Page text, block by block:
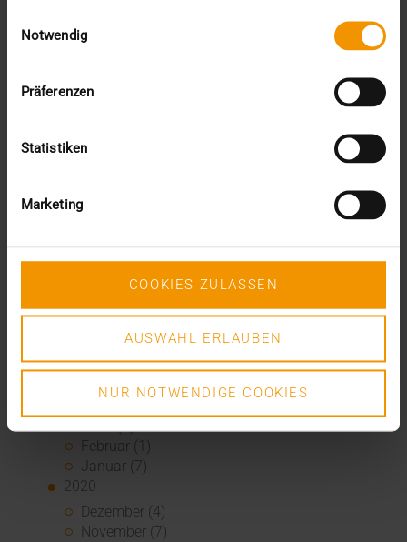
Notwendig
Präferenzen
Statistiken
Marketing
COOKIES ZULASSEN
AUSWAHL ERLAUBEN
NUR NOTWENDIGE COOKIES
2022
Juli (1)
Februar (1)
Dezember (5)
November (6)
Oktober (3)
August (1)
Juni (6)
Mai (5)
Februar (1)
Januar (7)
2020
Dezember (4)
November (7)